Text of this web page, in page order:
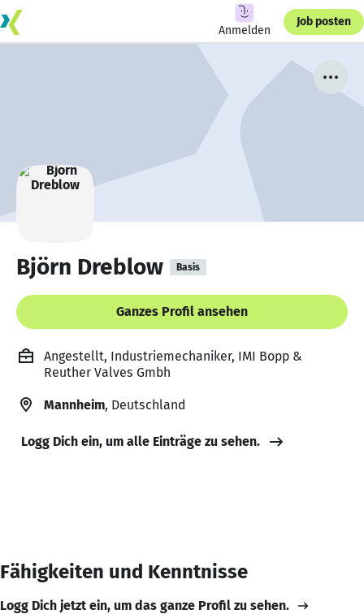
Anmelden
Job posten
Björn Dreblow Basis
Ganzes Profil ansehen
Angestellt, Industriemechaniker, IMI Bopp &
Reuther Valves Gmbh
Mannheim, Deutschland
Logg Dich ein, um alle Einträge zu sehen.
Fähigkeiten und Kenntnisse
Logg Dich jetzt ein, um das ganze Profil zu sehen.